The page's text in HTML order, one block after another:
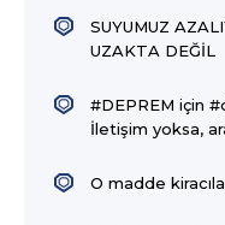
SUYUMUZ
UZAKTA DEĞİL
#DEPREM için
İletişim yoksa,
O madde